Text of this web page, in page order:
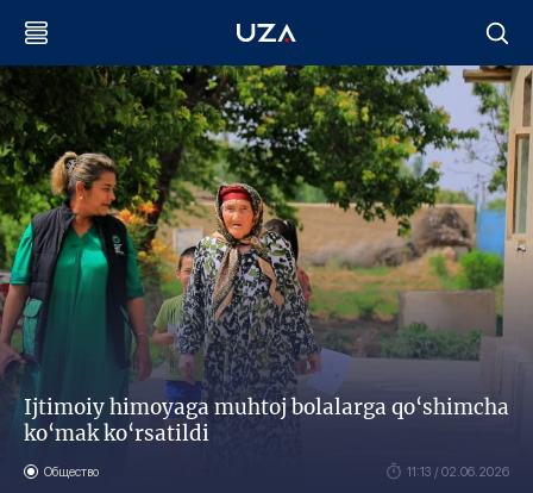
Ijtimoiy himoyaga muhtoj bolalarga qo‘shimcha
ko‘mak ko‘rsatildi
Общество 11:13 / 02.06.2026